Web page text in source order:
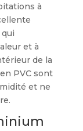
à
et à
de la
PVC sont
et ne